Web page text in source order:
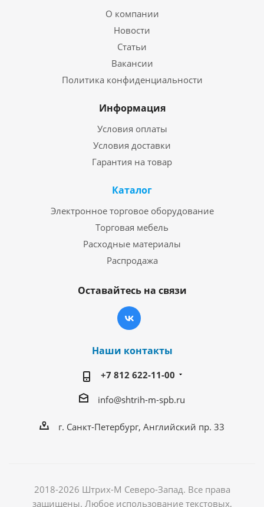
О компании
Новости
Статьи
Вакансии
Политика конфиденциальности
Информация
Условия оплаты
Условия доставки
Гарантия на товар
Каталог
Электронное торговое оборудование
Торговая мебель
Расходные материалы
Распродажа
Оставайтесь на связи
Наши контакты
+7 812 622-11-00
info@shtrih-m-spb.ru
г. Санкт-Петербург, Английский пр. 33
2018-2026 Штрих-М Северо-Запад. Все права
защищены. Любое использование текстовых,